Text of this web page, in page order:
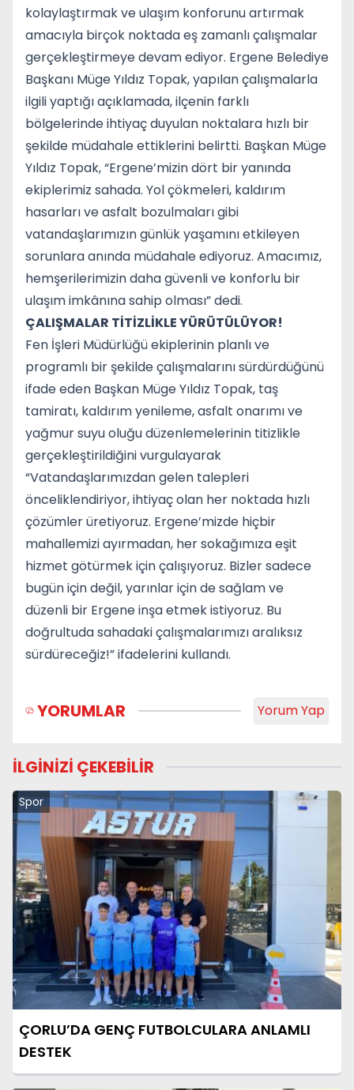
kolaylaştırmak ve ulaşım konforunu artırmak
amacıyla birçok noktada eş zamanlı çalışmalar
gerçekleştirmeye devam ediyor. Ergene Belediye
Başkanı Müge Yıldız Topak, yapılan çalışmalarla
ilgili yaptığı açıklamada, ilçenin farklı
bölgelerinde ihtiyaç duyulan noktalara hızlı bir
şekilde müdahale ettiklerini belirtti. Başkan Müge
Yıldız Topak, “Ergene’mizin dört bir yanında
ekiplerimiz sahada. Yol çökmeleri, kaldırım
hasarları ve asfalt bozulmaları gibi
vatandaşlarımızın günlük yaşamını etkileyen
sorunlara anında müdahale ediyoruz. Amacımız,
hemşerilerimizin daha güvenli ve konforlu bir
ulaşım imkânına sahip olması” dedi.
ÇALIŞMALAR TİTİZLİKLE YÜRÜTÜLÜYOR!
Fen İşleri Müdürlüğü ekiplerinin planlı ve
programlı bir şekilde çalışmalarını sürdürdüğünü
ifade eden Başkan Müge Yıldız Topak, taş
tamiratı, kaldırım yenileme, asfalt onarımı ve
yağmur suyu oluğu düzenlemelerinin titizlikle
gerçekleştirildiğini vurgulayarak
“Vatandaşlarımızdan gelen talepleri
önceliklendiriyor, ihtiyaç olan her noktada hızlı
çözümler üretiyoruz. Ergene’mizde hiçbir
mahallemizi ayırmadan, her sokağımıza eşit
hizmet götürmek için çalışıyoruz. Bizler sadece
bugün için değil, yarınlar için de sağlam ve
düzenli bir Ergene inşa etmek istiyoruz. Bu
doğrultuda sahadaki çalışmalarımızı aralıksız
sürdüreceğiz!” ifadelerini kullandı.
YORUMLAR Yorum Yap
İLGİNİZİ ÇEKEBİLİR
Spor
ÇORLU’DA GENÇ FUTBOLCULARA ANLAMLI
DESTEK